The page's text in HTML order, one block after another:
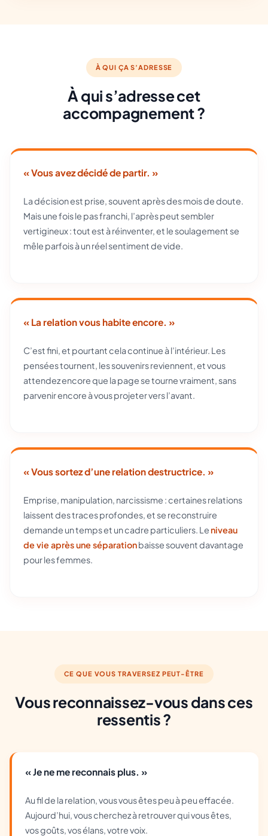
À QUI ÇA S’ADRESSE
À qui s’adresse cet
accompagnement ?
« Vous avez décidé de partir. »
La décision est prise, souvent après des mois de doute.
Mais une fois le pas franchi, l’après peut sembler
vertigineux : tout est à réinventer, et le soulagement se
mêle parfois à un réel sentiment de vide.
« La relation vous habite encore. »
C’est fini, et pourtant cela continue à l’intérieur. Les
pensées tournent, les souvenirs reviennent, et vous
attendez encore que la page se tourne vraiment, sans
parvenir encore à vous projeter vers l’avant.
« Vous sortez d’une relation destructrice. »
Emprise, manipulation, narcissisme : certaines relations
laissent des traces profondes, et se reconstruire
demande un temps et un cadre particuliers. Le niveau
de vie après une séparationbaisse souvent davantage
pour les femmes.
CE QUE VOUS TRAVERSEZ PEUT-ÊTRE
Vous reconnaissez-vous dans ces
ressentis ?
« Je ne me reconnais plus. »
Au fil de la relation, vous vous êtes peu à peu effacée.
Aujourd’hui, vous cherchez à retrouver qui vous êtes,
vos goûts, vos élans, votre voix.